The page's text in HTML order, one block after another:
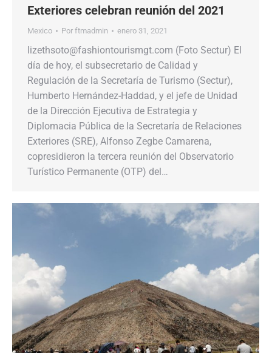
Exteriores celebran reunión del 2021
Mexico Por ftmadmin enero 31, 2021
lizethsoto@fashiontourismgt.com (Foto Sectur) El
día de hoy, el subsecretario de Calidad y
Regulación de la Secretaría de Turismo (Sectur),
Humberto Hernández-Haddad, y el jefe de Unidad
de la Dirección Ejecutiva de Estrategia y
Diplomacia Pública de la Secretaría de Relaciones
Exteriores (SRE), Alfonso Zegbe Camarena,
copresidieron la tercera reunión del Observatorio
Turístico Permanente (OTP) del…